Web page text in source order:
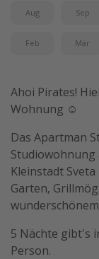
Hotels am
Reise Journal
Familienurlaub
Rundreisen in
Bahnreisen in
Reisepassfreie
Travel Know
Last Minute
Aug Sep
Feb Mär
Ahoi Pirates!
Wohnung ☺️
Das Apartman
Kleinstadt
Garten,
5 Nächte gibt's
Person.